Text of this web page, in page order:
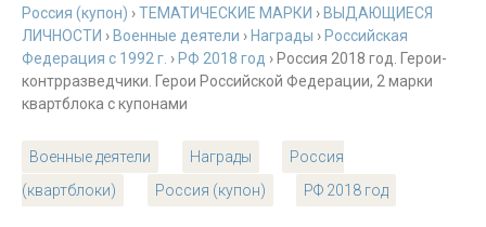
Россия (купон) ›ТЕМАТИЧЕСКИЕ МАРКИ › ВЫДАЮЩИЕСЯ
ЛИЧНОСТИ › Военные деятели › Награды › Российская
Федерация с 1992 г. › РФ 2018 год › Россия 2018 год. Герои-
контрразведчики. Герои Российской Федерации, 2 марки
квартблока с купонами
Военные деятели Награды
Россия
(квартблоки)
Россия (купон) РФ 2018 год